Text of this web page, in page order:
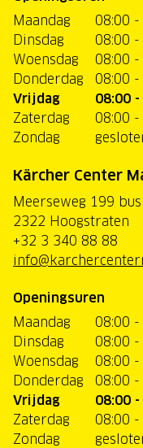
Maandag
08:00 -
Dinsdag
08:00 -
Woensdag
08:00 -
Donderdag
08:00 -
Vrijdag
08:00
Zaterdag
08:00 -
Zondag
Kärcher Center
Meerseweg 199 bus
2322 Hoogstraten
+32 3 340 88 88
Openingsuren
Maandag
08:00 -
Dinsdag
08:00 -
Woensdag
08:00 -
Donderdag
08:00 -
Vrijdag
08:00
Zaterdag
08:00 -
Zondag